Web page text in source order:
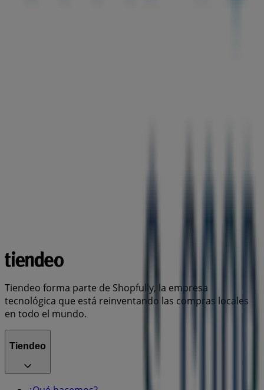
Tiendeo forma parte de Shopfully, la empresa
tecnológica que está reinventando las compras locales
en todo el mundo.
Tiendeo